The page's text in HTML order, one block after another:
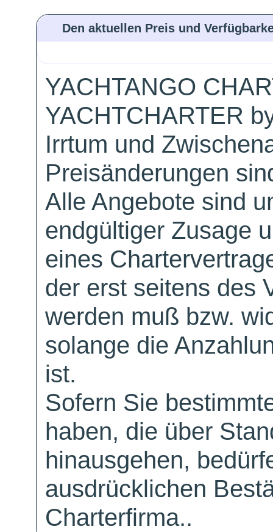
Den aktuellen Preis und
YACHTANGO
YACHTCHARTER
Irrtum und
Preisänderungen
Alle Angebote sind
endgültiger Zusage
eines
der erst seitens des
werden muß bzw.
solange die
ist.
Sofern Sie
haben, die über
hinausgehen,
ausdrücklichen
Charterfirma..